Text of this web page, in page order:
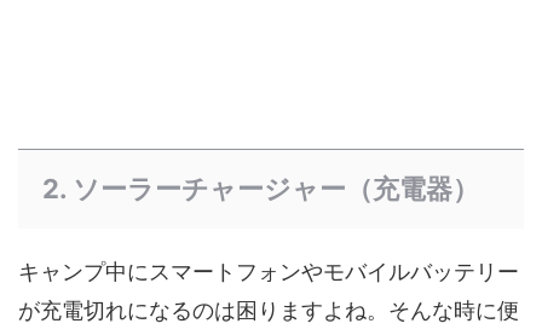
2. ソーラーチャージャー（充電器）
キャンプ中にスマートフォンやモバイルバッテリー
が充電切れになるのは困りますよね。そんな時に便